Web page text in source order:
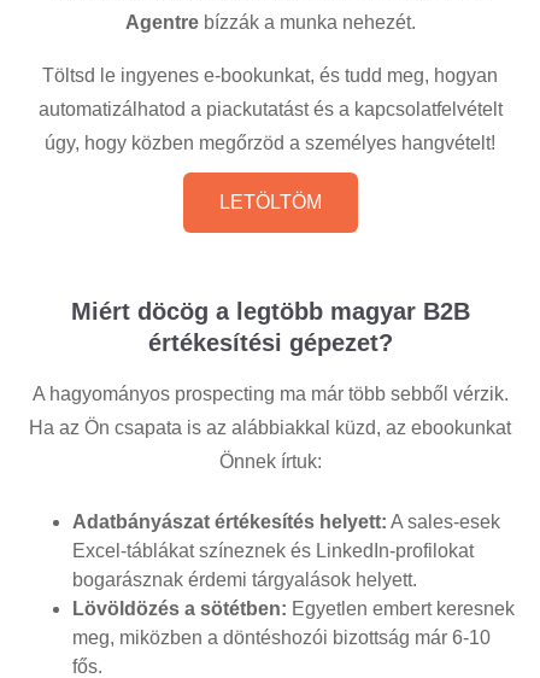
Agentrebízzák a munka nehezét.
Töltsd le ingyenes e-bookunkat, és tudd meg, hogyan
automatizálhatod a piackutatást és a kapcsolatfelvételt
úgy, hogy közben megőrzöd a személyes hangvételt!
LETÖLTÖM
Miért döcög a legtöbb magyar B2B
értékesítési gépezet?
A hagyományos prospecting ma már több sebből vérzik.
Ha az Ön csapata is az alábbiakkal küzd, az ebookunkat
Önnek írtuk:
Adatbányászat értékesítés helyett: A sales-esek
Excel-táblákat színeznek és LinkedIn-profilokat
bogarásznak érdemi tárgyalások helyett.
Lövöldözés a sötétben: Egyetlen embert keresnek
meg, miközben a döntéshozói bizottság már 6-10
fős.